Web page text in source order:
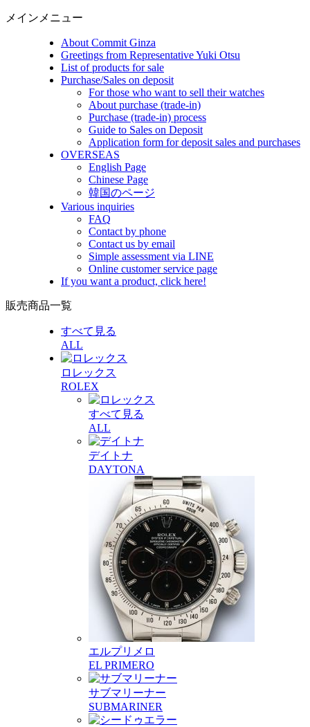
メインメニュー
About Commit Ginza
Greetings from Representative Yuki Otsu
List of products for sale
Purchase/Sales on deposit
For those who want to sell their watches
About purchase (trade-in)
Purchase (trade-in) process
Guide to Sales on Deposit
Application form for deposit sales and purchases
OVERSEAS
English Page
Chinese Page
韓国のページ
Various inquiries
FAQ
Contact by phone
Contact us by email
Simple assessment via LINE
Online customer service page
If you want a product, click here!
販売商品一覧
すべて見る
ALL
ロレックス
ROLEX
すべて見る
ALL
デイトナ
DAYTONA
エルプリメロ
EL PRIMERO
サブマリーナー
SUBMARINER